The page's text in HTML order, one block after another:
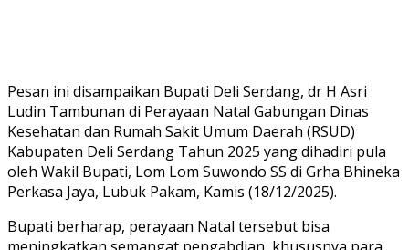
Pesan ini disampaikan Bupati Deli Serdang, dr H Asri
Ludin Tambunan di Perayaan Natal Gabungan Dinas
Kesehatan dan Rumah Sakit Umum Daerah (RSUD)
Kabupaten Deli Serdang Tahun 2025 yang dihadiri pula
oleh Wakil Bupati, Lom Lom Suwondo SS di Grha Bhineka
Perkasa Jaya, Lubuk Pakam, Kamis (18/12/2025).
Bupati berharap, perayaan Natal tersebut bisa